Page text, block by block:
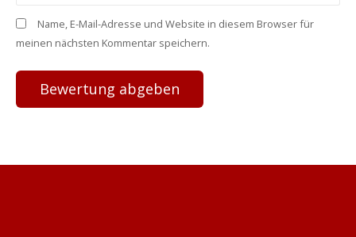
Name, E-Mail-Adresse und Website in diesem Browser für
meinen nächsten Kommentar speichern.